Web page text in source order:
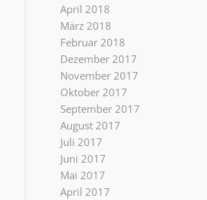
April 2018
März 2018
Februar 2018
Dezember 2017
November 2017
Oktober 2017
September 2017
August 2017
Juli 2017
Juni 2017
Mai 2017
April 2017